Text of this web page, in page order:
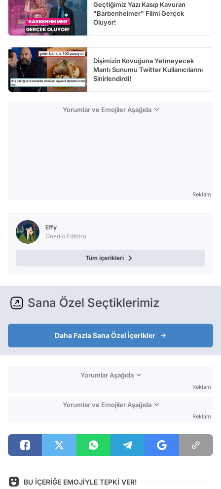
Geçtiğimiz Yazı Kasıp Kavuran
"Barbenheimer" Filmi Gerçek
Oluyor!
Dişimizin Kovuğuna Yetmeyecek
Mantı Sunumu Twitter Kullanıcılarını
Sinirlendirdi!
Yorumlar ve Emojiler Aşağıda
Reklam
Effy
Onedio Editörü
Tüm içerikleri
Sana Özel Seçtiklerimiz
Daha Fazla Sana Özel İçerikler
Yorumlar Aşağıda
Reklam
Yorumlar ve Emojiler Aşağıda
Reklam
BU İÇERİĞE EMOJİYLE TEPKİ VER!